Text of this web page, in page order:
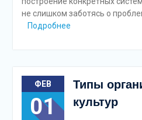
не слишком заботясь о
Подробнее
ФЕВ
01
Типы
культур